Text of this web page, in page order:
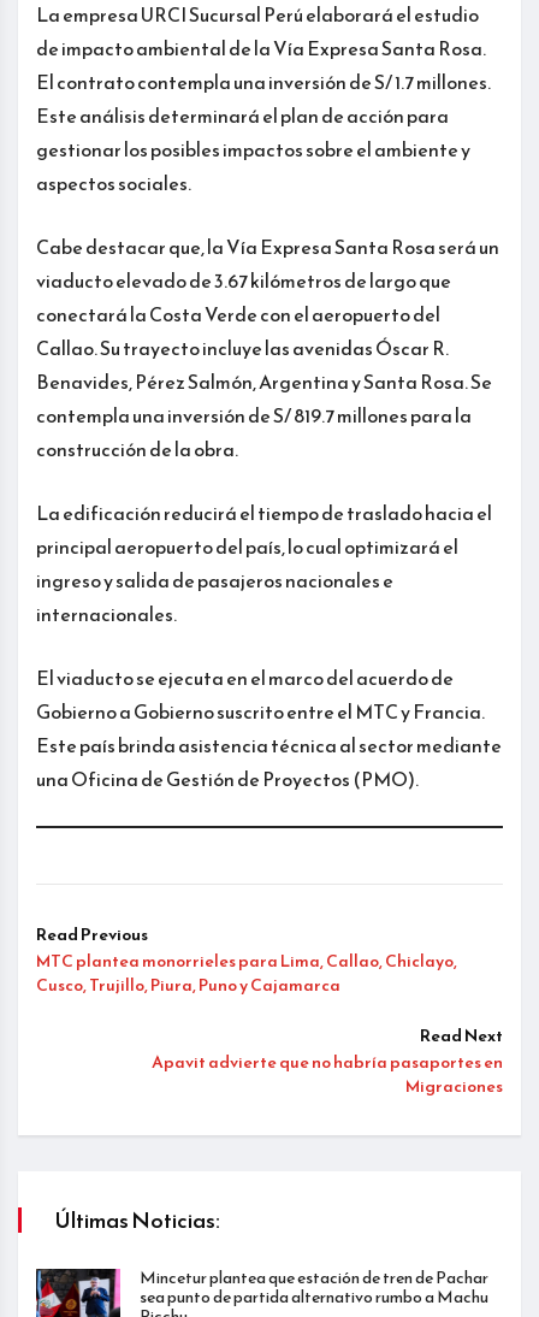
La empresa URCI Sucursal Perú elaborará el estudio
de impacto ambiental de la Vía Expresa Santa Rosa.
El contrato contempla una inversión de S/ 1.7 millones.
Este análisis determinará el plan de acción para
gestionar los posibles impactos sobre el ambiente y
aspectos sociales.
Cabe destacar que, la Vía Expresa Santa Rosa será un
viaducto elevado de 3.67 kilómetros de largo que
conectará la Costa Verde con el aeropuerto del
Callao. Su trayecto incluye las avenidas Óscar R.
Benavides, Pérez Salmón, Argentina y Santa Rosa. Se
contempla una inversión de S/ 819.7 millones para la
construcción de la obra.
La edificación reducirá el tiempo de traslado hacia el
principal aeropuerto del país, lo cual optimizará el
ingreso y salida de pasajeros nacionales e
internacionales.
El viaducto se ejecuta en el marco del acuerdo de
Gobierno a Gobierno suscrito entre el MTC y Francia.
Este país brinda asistencia técnica al sector mediante
una Oficina de Gestión de Proyectos (PMO).
Read Previous
MTC plantea monorrieles para Lima, Callao, Chiclayo,
Cusco, Trujillo, Piura, Puno y Cajamarca
Read Next
Apavit advierte que no habría pasaportes en
Migraciones
Últimas Noticias:
Mincetur plantea que estación de tren de Pachar
sea punto de partida alternativo rumbo a Machu